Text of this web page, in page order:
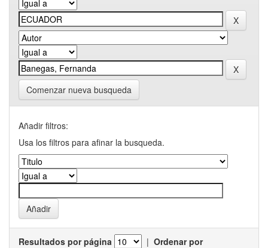
Comenzar nueva busqueda
Añadir filtros:
Usa los filtros para afinar la busqueda.
Resultados por página | Ordenar por